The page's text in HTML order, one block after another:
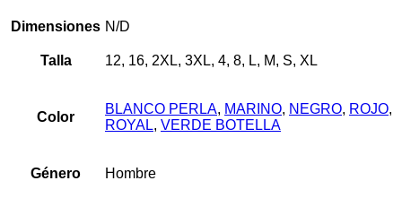
Dimensiones N/D
Talla 12, 16, 2XL, 3XL, 4, 8, L, M, S, XL
Color
BLANCO PERLA, MARINO, NEGRO, ROJO,
ROYAL, VERDE BOTELLA
Género Hombre